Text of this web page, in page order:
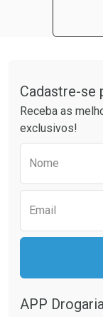
Ver Desconto
Cadastre-se
Receba as
exclusivos!
Nome
Email
APP